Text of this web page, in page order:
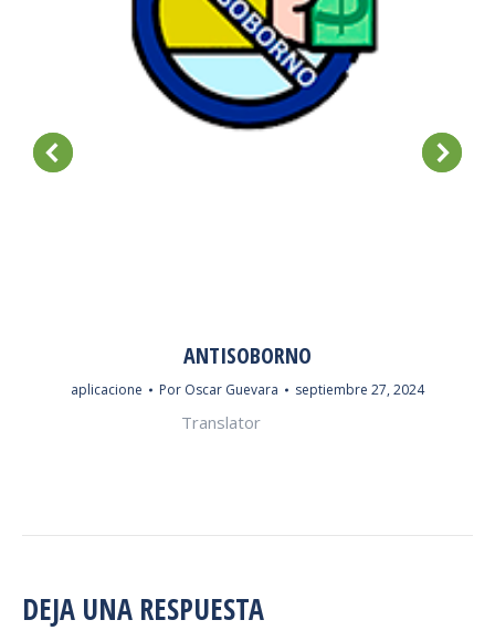
ANTISOBORNO
aplicacione Por Oscar Guevara septiembre 27, 2024
Translator
DEJA UNA RESPUESTA